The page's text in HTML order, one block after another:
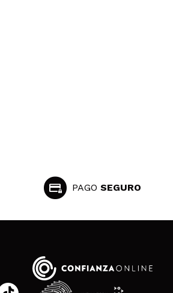
PAGO SEGURO